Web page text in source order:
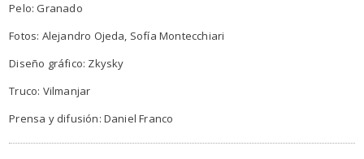
Pelo: Granado
Fotos: Alejandro Ojeda, Sofía Montecchiari
Diseño gráfico: Zkysky
Truco: Vilmanjar
Prensa y difusión: Daniel Franco